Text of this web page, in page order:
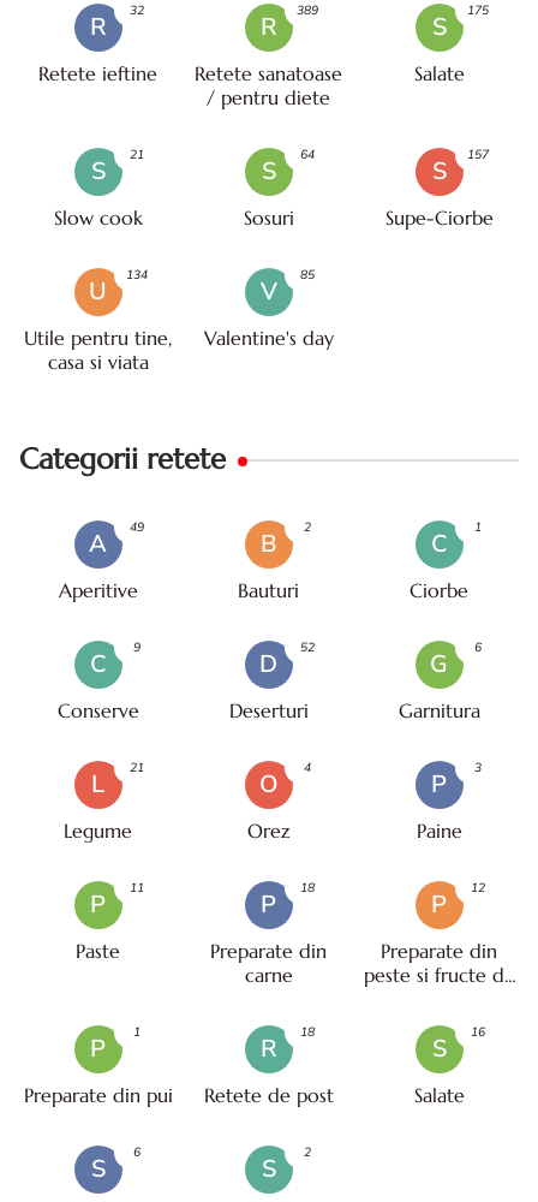
R
Retete ieftine
32
R
Retete sanatoase
/ pentru diete
389
S
Salate
175
S
Slow cook
21
S
Sosuri
64
S
Supe-Ciorbe
157
U
Utile pentru tine,
casa si viata
134
V
Valentine's day
85
Categorii retete
A
Aperitive
49
B
Bauturi
2
C
Ciorbe
1
C
Conserve
9
D
Deserturi
52
G
Garnitura
6
L
Legume
21
O
Orez
4
P
Paine
3
P
Paste
11
P
Preparate din
carne
18
P
Preparate din
peste si fructe de
12
P
Preparate din pui
1
R
Retete de post
18
S
Salate
16
S
6
S
2